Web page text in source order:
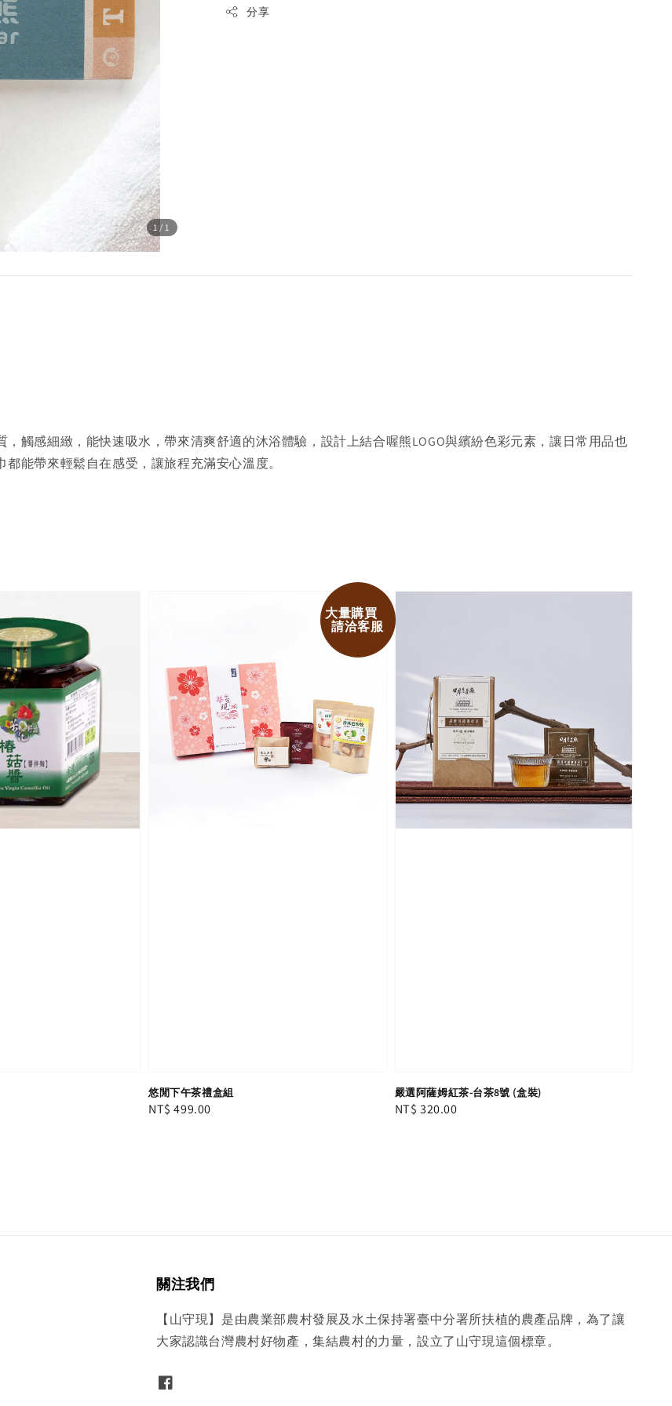
1 /1
分享
觸感細緻，能快速吸水，帶來清爽舒適的沐浴體驗，設計上結合喔熊LOGO與繽紛色彩元素，讓日常用品也
能帶來輕鬆自在感受，讓旅程充滿安心溫度。
大量購買
請洽客服
悠閒下午茶禮盒組
Regular
NT$ 499.00
嚴選阿薩姆紅茶-台茶8號 (盒裝)
Regular
NT$ 320.00
關注我們
【山守現】是由農業部農村發展及水土保持署臺中分署所扶植的農產品牌，為了讓
大家認識台灣農村好物產，集結農村的力量，設立了山守現這個標章。